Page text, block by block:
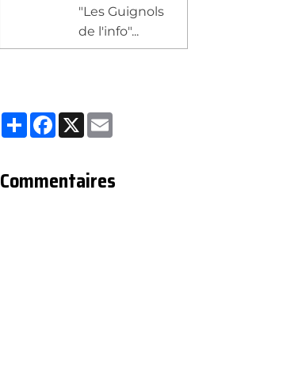
"Les Guignols
de l'info"...
Partager
Facebook
X
Commentaires